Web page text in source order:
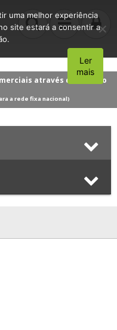
através do número
a rede fixa nacional)
uma melhor experiência
site estará a consentir a
Aceito
Ler
mais